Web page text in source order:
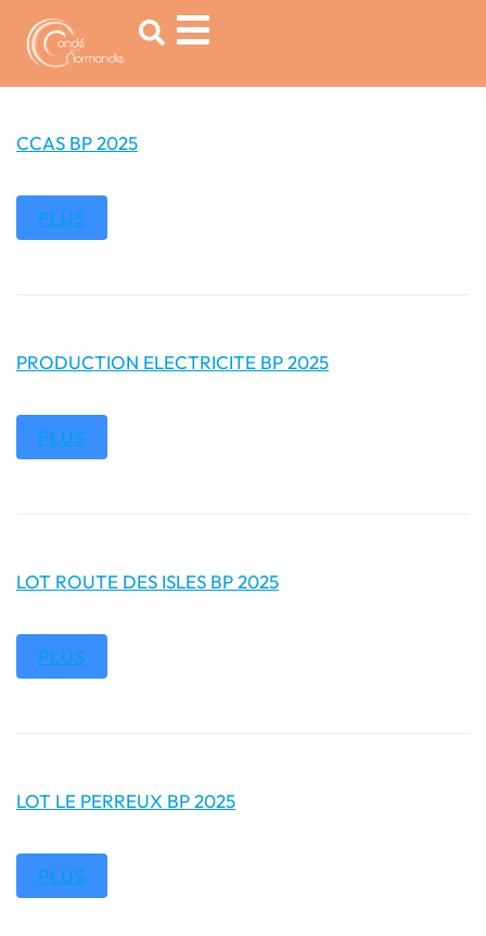
principal
CCAS BP 2025
PLUS
PRODUCTION ELECTRICITE BP 2025
PLUS
LOT ROUTE DES ISLES BP 2025
PLUS
LOT LE PERREUX BP 2025
PLUS